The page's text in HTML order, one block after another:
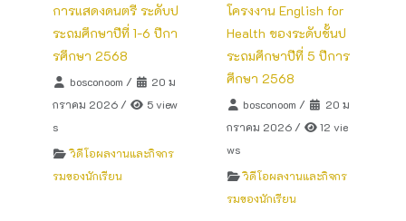
การแสดงดนตรี ระดับป
ระถมศึกษาปีที่ 1-6 ปีกา
รศึกษา 2568
bosconoom /
20 ม
กราคม 2026 /
5 view
s
วิดีโอผลงานและกิจกร
รมของนักเรียน
โครงงาน English for
Health ของระดับชั้นป
ระถมศึกษาปีที่ 5 ปีการ
ศึกษา 2568
bosconoom /
20 ม
กราคม 2026/
12 vie
ws
วิดีโอผลงานและกิจกร
รมของนักเรียน